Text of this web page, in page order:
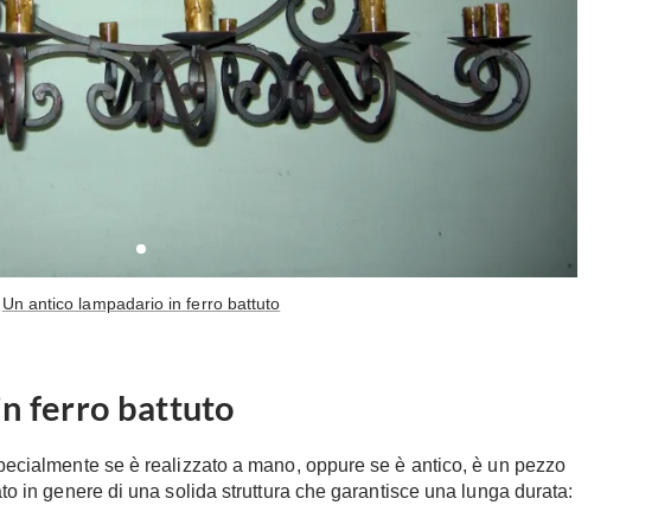
Un antico lampadario in ferro battuto
ferro battuto
se è realizzato a mano, oppure se è antico, è un pezzo
in genere di una solida struttura che garantisce una lunga durata: